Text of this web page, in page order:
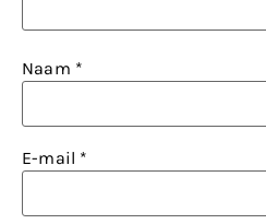
Naam *
E-mail *